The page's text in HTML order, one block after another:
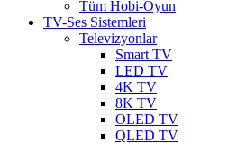
Tüm Hobi-Oyun
TV-Ses Sistemleri
Televizyonlar
Smart TV
LED TV
4K TV
8K TV
OLED TV
QLED TV